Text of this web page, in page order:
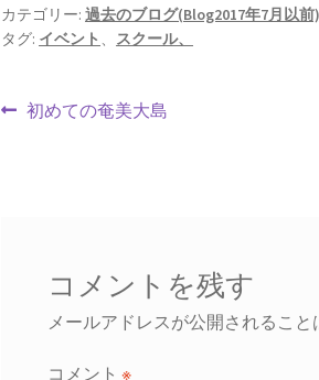
o
o
k
l
es
t
ds
カテゴリー:過去のブログ(Blog2017年7月以前)
タグ: イベント 、 スクール、
投前
初めての奄美大島
コメントを残す
メールアドレスが公開されること
コメント ※